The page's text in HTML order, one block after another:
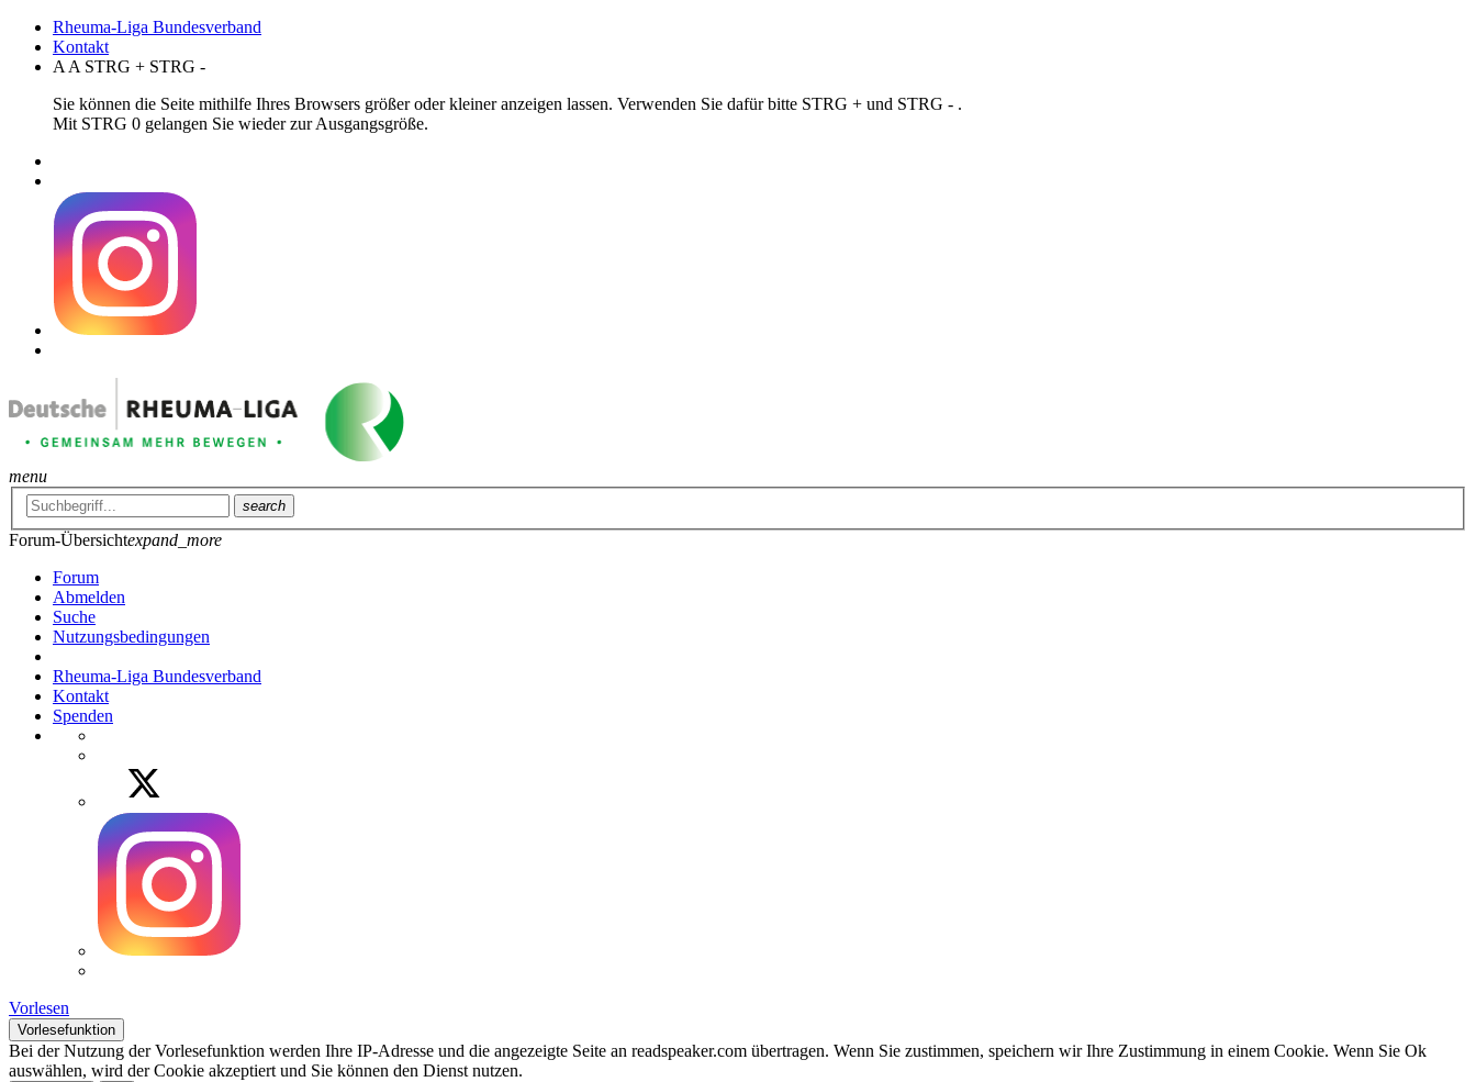
Rheuma-Liga Bundesverband
Kontakt
A A STRG + STRG -
Sie können die Seite mithilfe Ihres Browsers größer oder kleiner anzeigen lassen. Verwenden Sie dafür bitte STRG + und STRG - .
Mit STRG 0 gelangen Sie wieder zur Ausgangsgröße.
menu
search
Forum-Übersichtexpand_more
Forum
Abmelden
Suche
Nutzungsbedingungen
Rheuma-Liga Bundesverband
Kontakt
Spenden
Vorlesen
Vorlesefunktion
Bei der Nutzung der Vorlesefunktion werden Ihre IP-Adresse und die angezeigte Seite an readspeaker.com übertragen. Wenn Sie zustimmen, speichern wir Ihre Zustimmung in einem Cookie. Wenn Sie Ok
auswählen, wird der Cookie akzeptiert und Sie können den Dienst nutzen.